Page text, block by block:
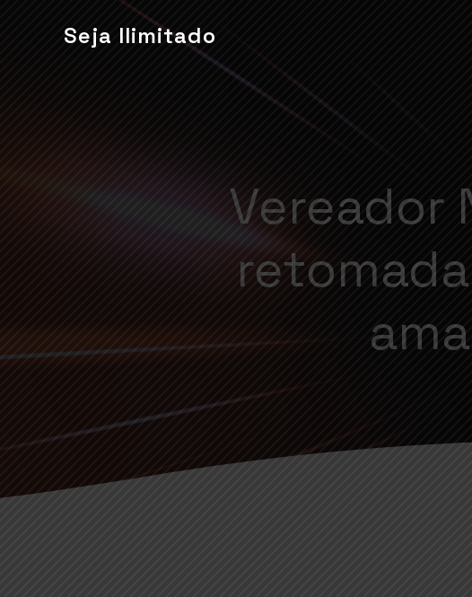
Seja Ilimitado
Vereador